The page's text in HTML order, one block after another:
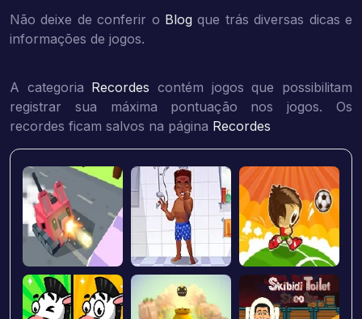
Não deixe de conferir o Blog que trás diversas dicas e
informações de jogos.
A categoria Recordes contém jogos que possibilitam
registrar sua máxima pontuação nos jogos. Os
recordes ficam salvos na página Recordes